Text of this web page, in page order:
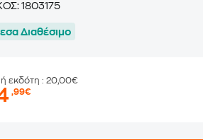
1803175
Διαθέσιμο
εκδότη: 20,00€
,99€